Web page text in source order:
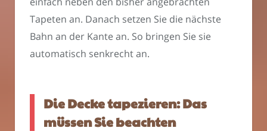
Tapeten an. Danach setzen Sie die nächste
Bahn an der Kante an. So bringen Sie sie
automatisch senkrecht an.
Die Decke tapezieren: Das
müssen Sie beachten